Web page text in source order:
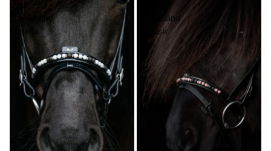
Orka
Næsebånd
Engelsk
Næsebånd
Engelsk